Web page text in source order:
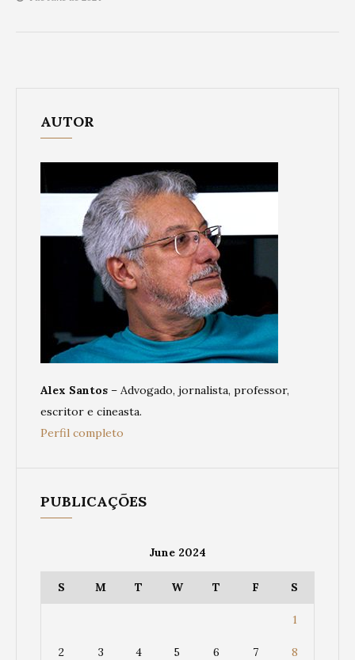
AUTOR
Alex Santos – Advogado, jornalista, professor,
escritor e cineasta.
Perfil completo
PUBLICAÇÕES
June 2024
S M T W T F S
1
2 3 4 5 6 7 8